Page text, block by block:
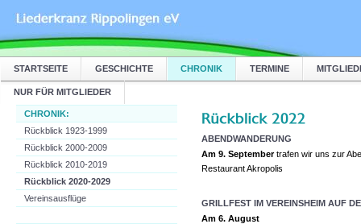
STARTSEITE GESCHICHTE CHRONIK TERMINE
NUR FÜR MITGLIEDER
CHRONIK:
Rückblick 1923-1999
Rückblick 2000-2009
Rückblick 2010-2019
Rückblick 2020-2029
Vereinsausflüge
ABENDWANDERUNG
Am 9. Septembertrafen wir uns zur
Restaurant Akropolis
GRILLFEST IM VEREINSHEIM AUF
Am 6. August